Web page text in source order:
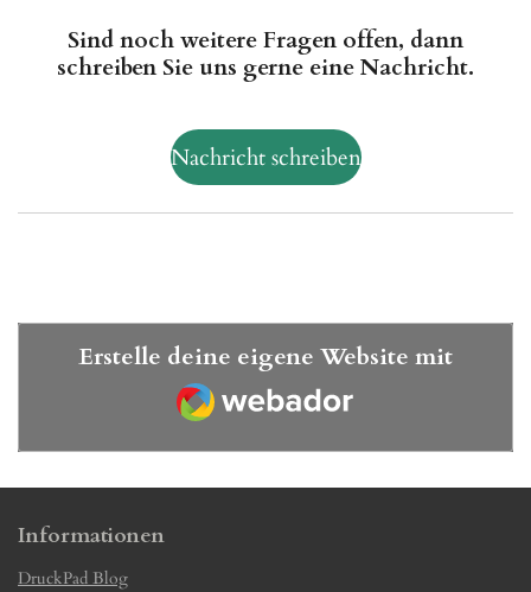
Sind noch weitere Fragen offen, dann
schreiben Sie uns gerne eine Nachricht.
Nachricht schreiben
Erstelle deine eigene Website mit
Webador
Informationen
DruckPad Blog